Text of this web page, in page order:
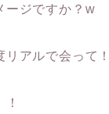
ージですか？w
リアルで会って